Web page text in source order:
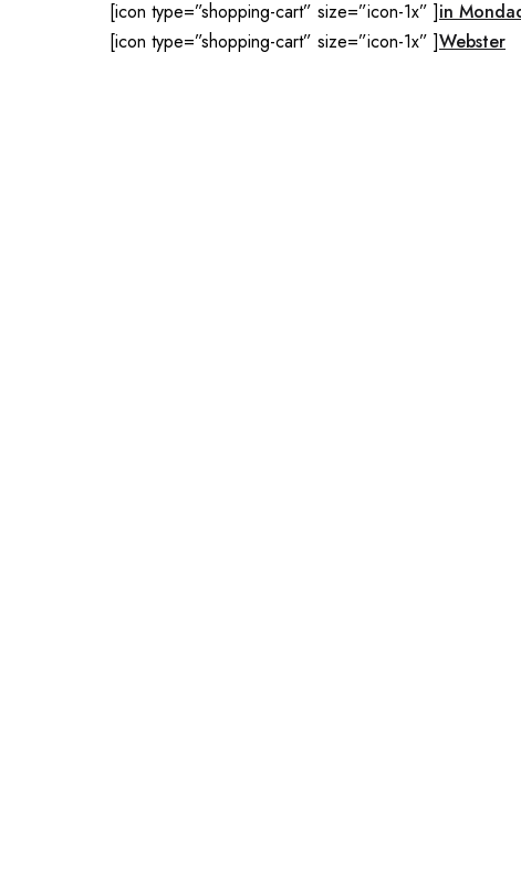
[icon type=”shopping-cart” size=”icon-1x” ]in
[icon type=”shopping-cart” size=”icon-1x” ]Webster